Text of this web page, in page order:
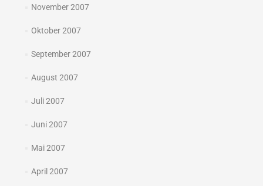
November 2007
Oktober 2007
September 2007
August 2007
Juli 2007
Juni 2007
Mai 2007
April 2007